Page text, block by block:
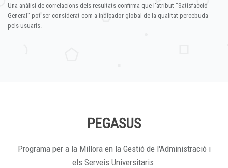
Una anàlisi de correlacions dels resultats confirma que l'atribut "Satisfacció
General" pot ser considerat com a indicador global de la qualitat percebuda
pels usuaris.
PEGASUS
Programa per a la Millora en la Gestió de l'Administració i
els Serveis Universitaris.